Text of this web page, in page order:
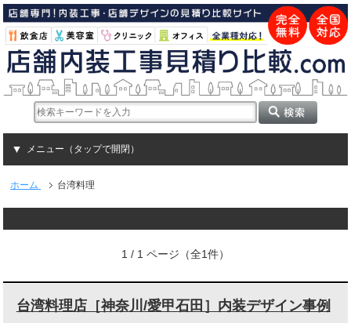
メニュー（タップで開閉）
ホーム 台湾料理
1 / 1 ページ（全1件）
台湾料理店［神奈川/愛甲石田］内装デザイン事例